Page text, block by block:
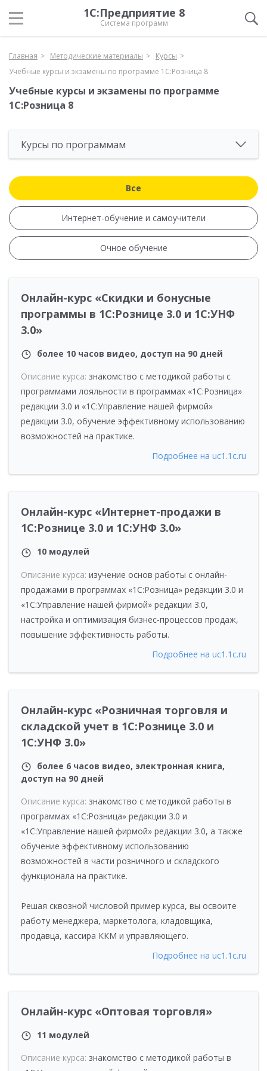
1С:Предприятие 8
Система программ
Главная Методические материалы
Курсы
Учебные курсы и экзамены по программе 1С:Розница 8
Учебные курсы и экзамены по программе
1С:Розница 8
Курсы по программам
Все
Интернет-обучение и самоучители
Очное обучение
Онлайн-курс «Скидки и бонусные
программы в 1С:Рознице 3.0 и 1С:УНФ
3.0»
более 10 часов видео, доступ на 90 дней
Описание курса: знакомство с методикой работы с
программами лояльности в программах «1С:Розница»
редакции 3.0 и «1С:Управление нашей фирмой»
редакции 3.0, обучение эффективному использованию
возможностей на практике.
Подробнее на uc1.1c.ru
Онлайн-курс «Интернет-продажи в
1С:Рознице 3.0 и 1С:УНФ 3.0»
10 модулей
Описание курса: изучение основ работы с онлайн-
продажами в программах «1С:Розница» редакции 3.0 и
«1С:Управление нашей фирмой» редакции 3.0,
настройка и оптимизация бизнес-процессов продаж,
повышение эффективность работы.
Подробнее на uc1.1c.ru
Онлайн-курс «Розничная торговля и
складской учет в 1С:Рознице 3.0 и
1С:УНФ 3.0»
более 6 часов видео, электронная книга,
доступ на 90 дней
Описание курса: знакомство с методикой работы в
программах «1С:Розница» редакции 3.0 и
«1С:Управление нашей фирмой» редакции 3.0, а также
обучение эффективному использованию
возможностей в части розничного и складского
функционала на практике.
Решая сквозной числовой пример курса, вы освоите
работу менеджера, маркетолога, кладовщика,
продавца, кассира ККМ и управляющего.
Подробнее на uc1.1c.ru
Онлайн-курс «Оптовая торговля»
11 модулей
Описание курса: знакомство с методикой работы в